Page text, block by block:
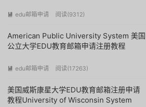
 edu邮箱申请 阅读(9312)
American Public University System 美国
公立大学EDU教育邮箱申请注册教程
 edu邮箱申请 阅读(17263)
美国威斯康星大学EDU教育邮箱注册申请
教程University of Wisconsin System